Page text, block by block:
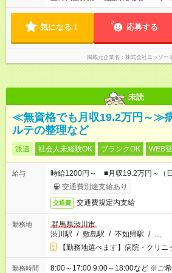
気になる！ 応募する
掲載元企業名 株式会社ニッソー
未読
≪無資格でも月収19.2万円～≫
ルテの整理など
派遣 社会人未経験OK ブランクOK WEB
給与
時給1200円～ ■月収19.2万円～（
交通費別途支給あり
交通費 交通費規定内支給
勤務地
群馬県渋川市
渋川駅 / 敷島駅 / 不如帰駅 / …
【勤務地選べます】病院・クリニ
勤務時間
8:00～17:00 9:00～18:00など ※ご